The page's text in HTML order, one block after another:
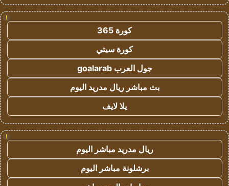
!
كورة 365
كورة سيتي
جول العرب goalarab
بث مباشر ريال مدريد اليوم
يلا لايف
!
ريال مدريد مباشر اليوم
برشلونة مباشر اليوم